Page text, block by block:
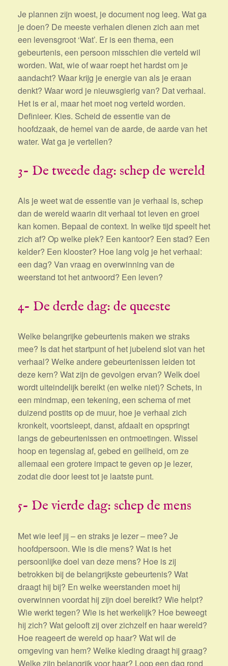
Je plannen zijn woest, je document nog leeg. Wat ga
je doen? De meeste verhalen dienen zich aan met
een levensgroot ‘Wat’. Er is een thema, een
gebeurtenis, een persoon misschien die verteld wil
worden. Wat, wie of waar roept het hardst om je
aandacht? Waar krijg je energie van als je eraan
denkt? Waar word je nieuwsgierig van? Dat verhaal.
Het is er al, maar het moet nog verteld worden.
Definieer. Kies. Scheid de essentie van de
hoofdzaak, de hemel van de aarde, de aarde van het
water. Wat ga je vertellen?
3- De tweede dag: schep de wereld
Als je weet wat de essentie van je verhaal is, schep
dan de wereld waarin dit verhaal tot leven en groei
kan komen. Bepaal de context. In welke tijd speelt het
zich af? Op welke plek? Een kantoor? Een stad? Een
kelder? Een klooster? Hoe lang volg je het verhaal:
een dag? Van vraag en overwinning van de
weerstand tot het antwoord? Een leven?
4- De derde dag: de queeste
Welke belangrijke gebeurtenis maken we straks
mee? Is dat het startpunt of het jubelend slot van het
verhaal? Welke andere gebeurtenissen leiden tot
deze kern? Wat zijn de gevolgen ervan? Welk doel
wordt uiteindelijk bereikt (en welke niet)? Schets, in
een mindmap, een tekening, een schema of met
duizend postits op de muur, hoe je verhaal zich
kronkelt, voortsleept, danst, afdaalt en opspringt
langs de gebeurtenissen en ontmoetingen. Wissel
hoop en tegenslag af, gebed en geilheid, om ze
allemaal een grotere impact te geven op je lezer,
zodat die door leest tot je laatste punt.
5- De vierde dag: schep de mens
Met wie leef jij – en straks je lezer – mee? Je
hoofdpersoon. Wie is die mens? Wat is het
persoonlijke doel van deze mens? Hoe is zij
betrokken bij de belangrijkste gebeurtenis? Wat
draagt hij bij? En welke weerstanden moet hij
overwinnen voordat hij zijn doel bereikt? Wie helpt?
Wie werkt tegen? Wie is het werkelijk? Hoe beweegt
hij zich? Wat gelooft zij over zichzelf en haar wereld?
Hoe reageert de wereld op haar? Wat wil de
omgeving van hem? Welke kleding draagt hij graag?
Welke zijn belangrijk voor haar? Loop een dag rond